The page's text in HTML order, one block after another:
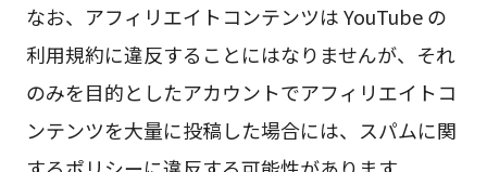
なお、アフィリエイトコンテンツは YouTube の
利用規約に違反することにはなりませんが、それ
のみを目的としたアカウントでアフィリエイトコ
ンテンツを大量に投稿した場合には、スパムに関